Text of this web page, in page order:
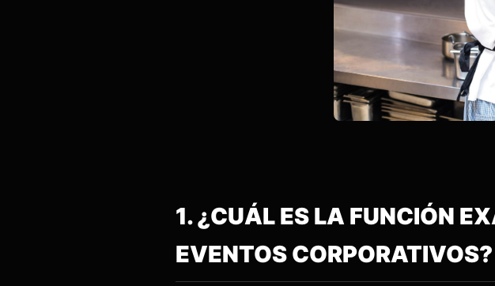
1. ¿CUÁL ES LA FUNCIÓN
EVENTOS CORPORATIVOS?